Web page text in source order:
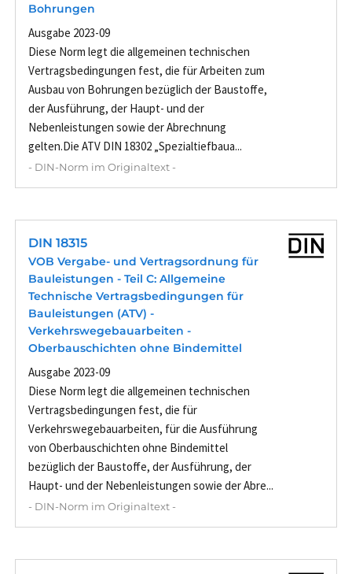
Bohrungen
Ausgabe 2023-09
Diese Norm legt die allgemeinen technischen
Vertragsbedingungen fest, die für Arbeiten zum
Ausbau von Bohrungen bezüglich der Baustoffe,
der Ausführung, der Haupt- und der
Nebenleistungen sowie der Abrechnung
gelten.Die ATV DIN 18302 „Spezialtiefbaua...
- DIN-Norm im Originaltext -
DIN 18315
VOB Vergabe- und Vertragsordnung für
Bauleistungen - Teil C: Allgemeine
Technische Vertragsbedingungen für
Bauleistungen (ATV) -
Verkehrswegebauarbeiten -
Oberbauschichten ohne Bindemittel
Ausgabe 2023-09
Diese Norm legt die allgemeinen technischen
Vertragsbedingungen fest, die für
Verkehrswegebauarbeiten, für die Ausführung
von Oberbauschichten ohne Bindemittel
bezüglich der Baustoffe, der Ausführung, der
Haupt- und der Nebenleistungen sowie der Abre...
- DIN-Norm im Originaltext -